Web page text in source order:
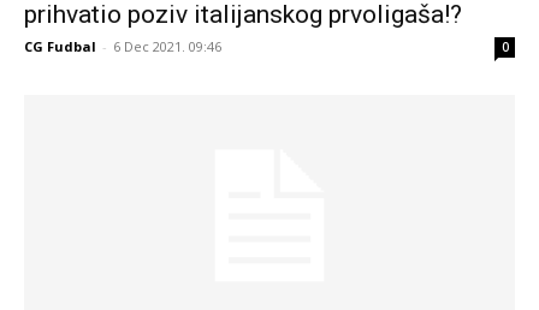
prihvatio poziv italijanskog prvoligaša!?
CG Fudbal - 6 Dec 2021. 09:46 0